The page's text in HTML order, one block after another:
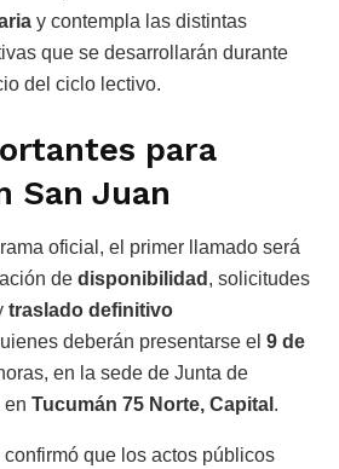
y contempla las distintas
que se desarrollarán durante
del ciclo lectivo.
para
San Juan
oficial, el primer llamado será
de disponibilidad , solicitudes
traslado definitivo
deberán presentarse el 9 de
en la sede de Junta de
en Tucumán 75 Norte, Capital .
que los actos públicos